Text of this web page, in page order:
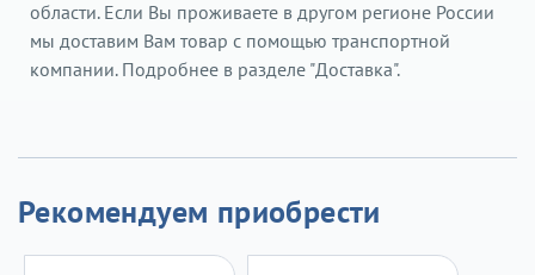
области. Если Вы проживаете в другом регионе России
мы доставим Вам товар с помощью транспортной
компании. Подробнее в разделе "Доставка".
Рекомендуем приобрести